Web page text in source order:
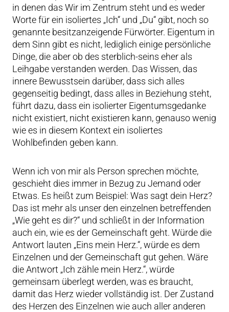
in denen das Wir im Zentrum steht und es weder
Worte für ein isoliertes „Ich“ und „Du“ gibt, noch so
genannte besitzanzeigende Fürwörter. Eigentum in
dem Sinn gibt es nicht, lediglich einige persönliche
Dinge, die aber ob des sterblich-seins eher als
Leihgabe verstanden werden. Das Wissen, das
innere Bewusstsein darüber, dass sich alles
gegenseitig bedingt, dass alles in Beziehung steht,
führt dazu, dass ein isolierter Eigentumsgedanke
nicht existiert, nicht existieren kann, genauso wenig
wie es in diesem Kontext ein isoliertes
Wohlbefinden geben kann.
Wenn ich von mir als Person sprechen möchte,
geschieht dies immer in Bezug zu Jemand oder
Etwas. Es heißt zum Beispiel: Was sagt dein Herz?
Das ist mehr als unser den einzelnen betreffenden
„Wie geht es dir?“ und schließt in der Information
auch ein, wie es der Gemeinschaft geht. Würde die
Antwort lauten „Eins mein Herz.“, würde es dem
Einzelnen und der Gemeinschaft gut gehen. Wäre
die Antwort „Ich zähle mein Herz.“, würde
gemeinsam überlegt werden, was es braucht,
damit das Herz wieder vollständig ist. Der Zustand
des Herzen des Einzelnen wie auch aller anderen